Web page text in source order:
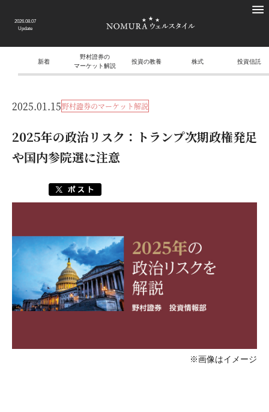
2026.08.07
Update
新着
野村證券の
マーケット解説
投資の教養 株式 投資信託
2025.01.15野村證券のマーケット解説
2025年の政治リスク：トランプ次期政権発足
や国内参院選に注意
※画像はイメージ